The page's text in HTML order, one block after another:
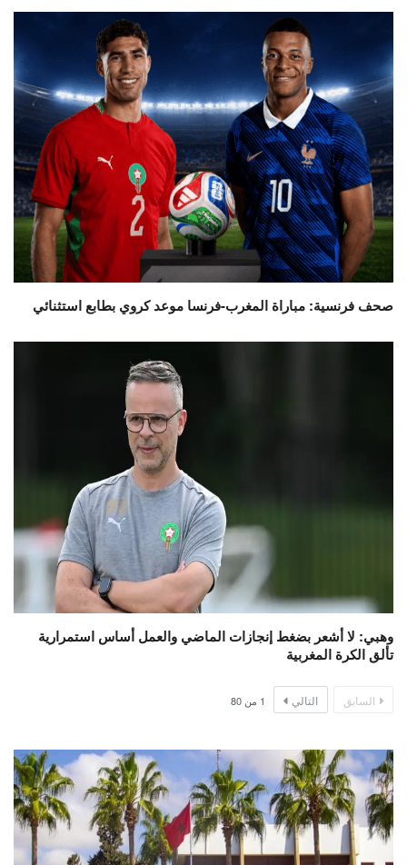
صحف فرنسية: مباراة المغرب-فرنسا موعد كروي بطابع استثنائي
وهبي: لا أشعر بضغط إنجازات الماضي والعمل أساس استمرارية
تألق الكرة المغربية
السابق التالي 1 من 80